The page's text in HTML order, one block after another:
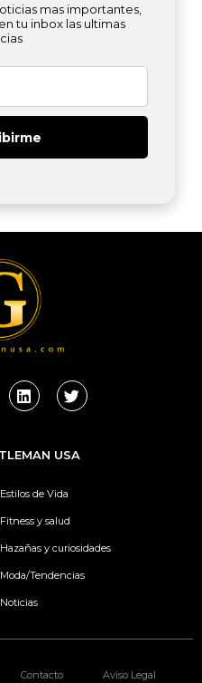
mas importantes,
tu inbox las ultimas
L
i
e
d
n
T
w
t
e
USA
Estilos de Vida
Fitness y salud
Hazañas y curiosidades
Moda/Tendencias
Noticias
Contacto Aviso Legal